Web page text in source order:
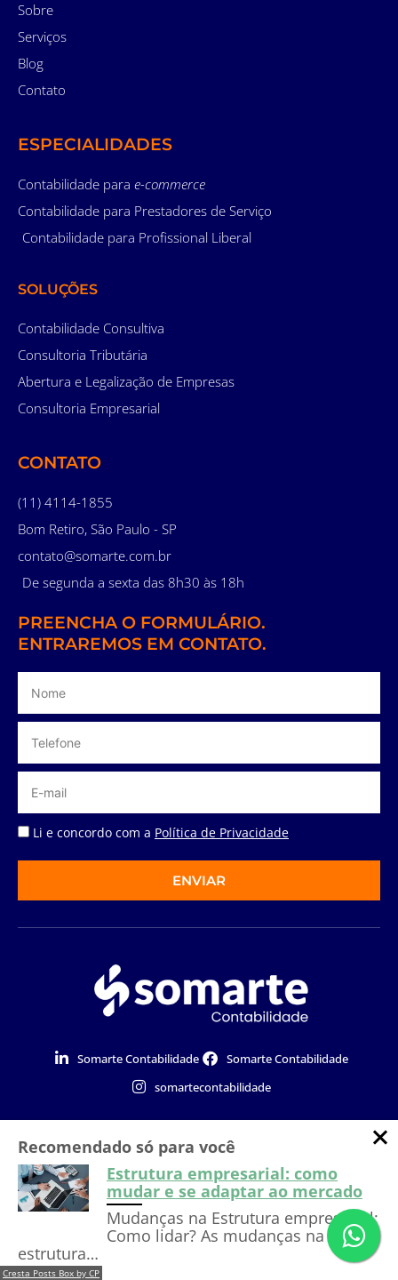
Sobre
Serviços
Blog
Contato
ESPECIALIDADES
Contabilidade para e-commerce
Contabilidade para Prestadores de Serviço
Contabilidade para Profissional Liberal
SOLUÇÕES
Contabilidade Consultiva
Consultoria Tributária
Abertura e Legalização de Empresas
Consultoria Empresarial
CONTATO
(11) 4114-1855
Bom Retiro, São Paulo - SP
contato@somarte.com.br
De segunda a sexta das 8h30 às 18h
PREENCHA O FORMULÁRIO.
ENTRAREMOS EM CONTATO.
Li e concordo com a Política de Privacidade
ENVIAR
Somarte Contabilidade
Somarte Contabilidade
somartecontabilidade
Somarte Contabilidade
Política de Privacidade
Entre em
contato com nosso time!
Falar com especialista
Recomendado só para você
Estrutura empresarial: como
mudar e se adaptar ao mercado
Mudanças na Estrutura empresarial:
Como lidar? As mudanças na
estrutura…
Cresta Posts Box by CP